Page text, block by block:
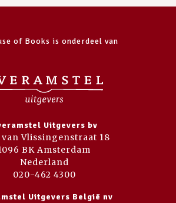
of Books is onderdeel van
Uitgevers bv
van Vlissingenstraat 18
BK Amsterdam
Nederland
020-462 4300
Uitgevers België nv